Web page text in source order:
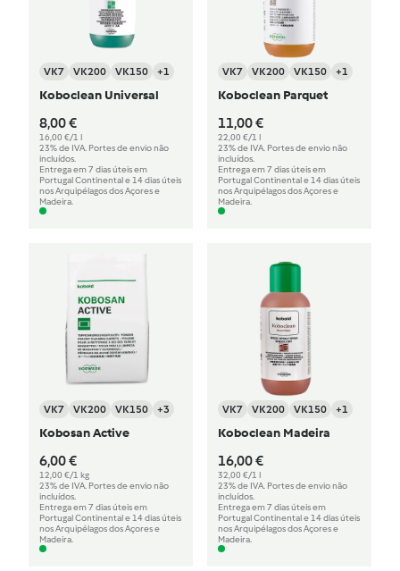
VK7 VK200 VK150 +1
Koboclean Universal
8,00 €
16,00 €/1 l
23% de IVA. Portes de envio não
incluídos.
Entrega em 7 dias úteis em
Portugal Continental e 14 dias úteis
nos Arquipélagos dos Açores e
Madeira.
VK7 VK200 VK150 +1
Koboclean Parquet
11,00 €
22,00 €/1 l
23% de IVA. Portes de envio não
incluídos.
Entrega em 7 dias úteis em
Portugal Continental e 14 dias úteis
nos Arquipélagos dos Açores e
Madeira.
VK7 VK200 VK150 +3
Kobosan Active
6,00 €
12,00 €/1 kg
23% de IVA. Portes de envio não
incluídos.
Entrega em 7 dias úteis em
Portugal Continental e 14 dias úteis
nos Arquipélagos dos Açores e
Madeira.
VK7 VK200 VK150 +1
Koboclean Madeira
16,00 €
32,00 €/1 l
23% de IVA. Portes de envio não
incluídos.
Entrega em 7 dias úteis em
Portugal Continental e 14 dias úteis
nos Arquipélagos dos Açores e
Madeira.